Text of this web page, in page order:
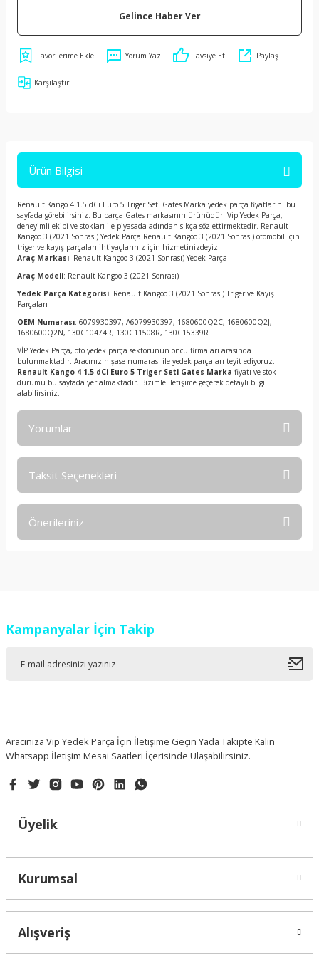
Gelince Haber Ver
Yorum Yaz Tavsiye Et Paylaş
Karşılaştır
Ürün Bilgisi
Renault Kango 4 1.5 dCi Euro 5 Triger Seti Gates Marka yedek parça fiyatlarını bu
sayfada görebilirsiniz. Bu parça Gates markasının ürünüdür. Vip Yedek Parça,
deneyimli ekibi ve stokları ile piyasada adından sıkça söz ettirmektedir. Renault
Kangoo 3 (2021 Sonrası) Yedek Parça Renault Kangoo 3 (2021 Sonrası) otomobil için
triger ve kayış parçaları ihtiyaçlarınız için hizmetinizdeyiz.
Araç Markası: Renault Kangoo 3 (2021 Sonrası) Yedek Parça
Araç Modeli: Renault Kangoo 3 (2021 Sonrası)
Yedek Parça Kategorisi: Renault Kangoo 3 (2021 Sonrası) Triger ve Kayış
Parçaları
OEM Numarası: 6079930397, A6079930397, 1680600Q2C, 1680600Q2J,
1680600Q2N, 130C10474R, 130C11508R, 130C15339R
VİP Yedek Parça, oto yedek parça sektörünün öncü firmaları arasında
bulunmaktadır. Aracınızın şase numarası ile yedek parçaları teyit ediyoruz.
Renault Kango 4 1.5 dCi Euro 5 Triger Seti Gates Marka fiyatı ve stok
durumu bu sayfada yer almaktadır. Bizimle iletişime geçerek detaylı bilgi
alabilirsiniz.
Yorumlar
Taksit Seçenekleri
Önerileriniz
Ürün resmi kalitesiz, bozuk veya görüntülenemiyor.
Kampanyalar İçin Takip
Aracınıza Vip Yedek Parça İçin İletişime Geçin Yada Takipte Kalın
Whatsapp İletişim Mesai Saatleri İçerisinde Ulaşabilirsiniz.
Üyelik
Kurumsal
Alışveriş